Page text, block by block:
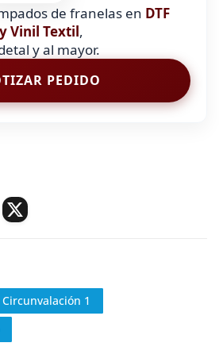
de franelas en DTF
y Vinil Textil,
y al mayor.
PEDIDO
1